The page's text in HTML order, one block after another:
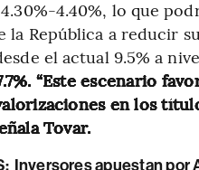
4.40%, lo que
la República a reducir
el actual 9.5% a
“Este escenario
en los
Tovar.
Inversores apuestan por